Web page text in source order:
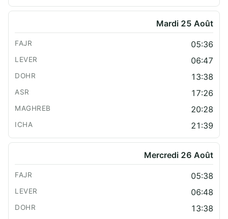
Mardi 25 Août
05:36
06:47
13:38
17:26
20:28
21:39
Mercredi 26 Août
05:38
06:48
13:38